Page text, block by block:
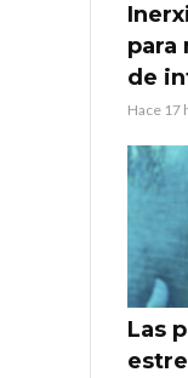
para
de
Hace 17
Las